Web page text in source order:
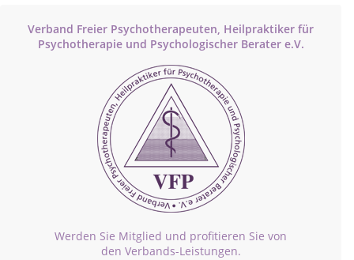
Verband Freier Psychotherapeuten, Heilpraktiker für
Psychotherapie und Psychologischer Berater e.V.
Werden Sie Mitglied und profitieren Sie von
den Verbands-Leistungen.